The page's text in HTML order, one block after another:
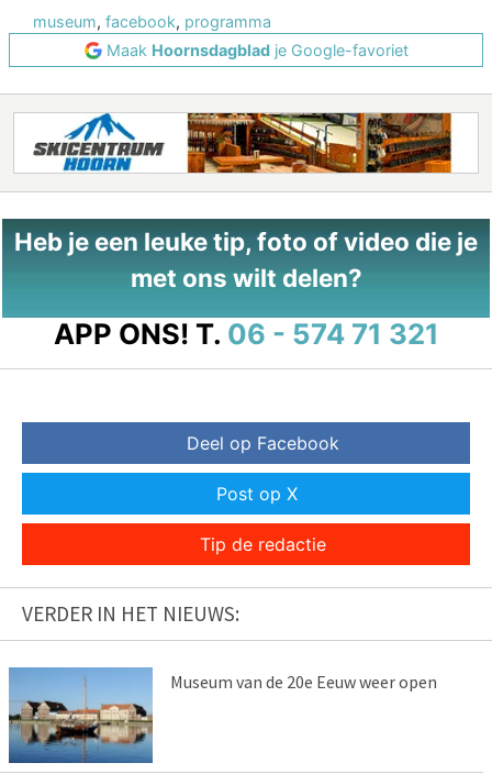
museum, facebook, programma
Maak Hoornsdagbladje Google-favoriet
Heb je een leuke tip, foto of video die je
met ons wilt delen?
APP ONS! T. 06 - 574 71 321
Deel op Facebook
Post op X
Tip de redactie
VERDER IN HET NIEUWS:
Museum van de 20e Eeuw weer open